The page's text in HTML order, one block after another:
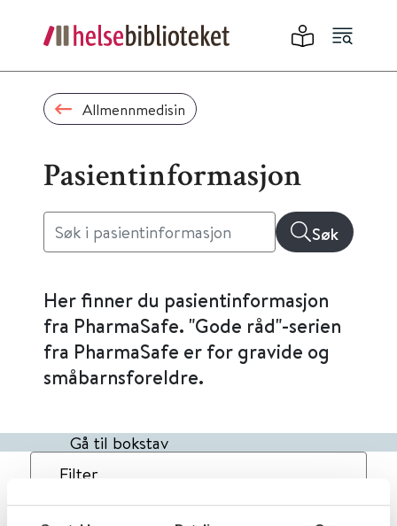
Allmennmedisin
Pasientinformasjon
Søk
Her finner du pasientinformasjon
fra PharmaSafe. "Gode råd"-serien
fra PharmaSafe er for gravide og
småbarnsforeldre.
Gå til bokstav
Filter
1Treff Alfabetisk